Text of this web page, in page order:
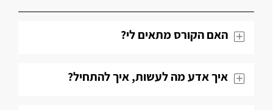
האם הקורס מתאים לי?
איך אדע מה לעשות, איך להתחיל?